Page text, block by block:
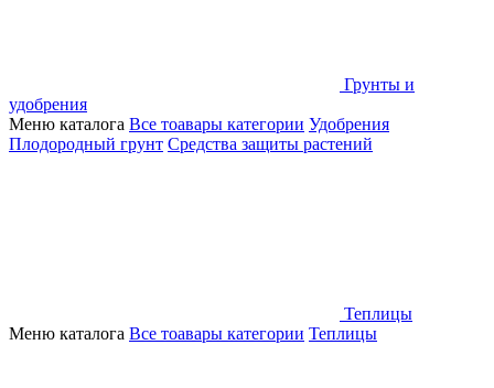
Грунты и
удобрения
Меню каталога Все тоавары категории Удобрения
Плодородный грунт Средства защиты растений
Теплицы
Меню каталога Все тоавары категории Теплицы